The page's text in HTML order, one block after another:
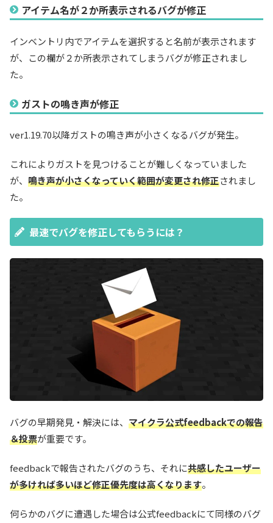
アイテム名が２か所表示されるバグが修正
インベントリ内でアイテムを選択すると名前が表示されます
が、この欄が２か所表示されてしまうバグが修正されまし
た。
ガストの鳴き声が修正
ver1.19.70以降ガストの鳴き声が小さくなるバグが発生。
これによりガストを見つけることが難しくなっていました
が、 鳴き声が小さくなっていく範囲が変更され修正されまし
た。
最速でバグを修正してもらうには？
バグの早期発見・解決には、 マイクラ公式feedbackでの報告
＆投票が重要です。
feedbackで報告されたバグのうち、それに共感したユーザー
が多ければ多いほど修正優先度は高くなります。
何らかのバグに遭遇した場合は公式feedbackにて同様のバグ